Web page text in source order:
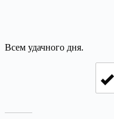
Всем удачного дня.